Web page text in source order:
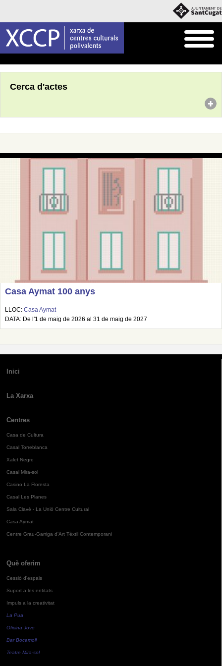
Cerca d'actes
Casa Aymat 100 anys
LLOC: Casa Aymat
DATA: De l'1 de maig de 2026 al 31 de maig de 2027
Inici
La Xarxa
Centres
Casa de Cultura
Casal Torreblanca
Xalet Negre
Casal Mira-sol
Casino La Floresta
Casal Les Planes
Sala Clavé - La Unió Centre Cultural
Casa Aymat
Centre Grau-Garriga d'Art Tèxtil Contemporani
Què oferim
Cessió d'espais
Suport a les entitats
Impuls a la creativitat
La Pua
Oficina Jove
Bar Bocamoll
Teatre Mira-sol